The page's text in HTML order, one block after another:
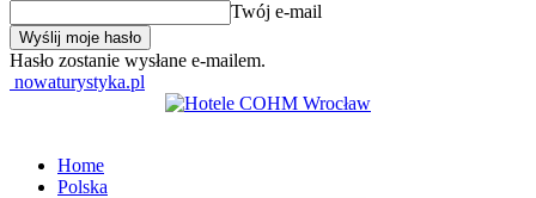
Twój e-mail
Hasło zostanie wysłane e-mailem.
nowaturystyka.pl
Home
Polska